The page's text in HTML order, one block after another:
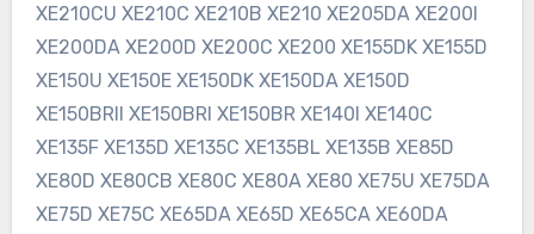
XE210CU XE210C XE210B XE210 XE205DA XE200I
XE200DA XE200D XE200C XE200 XE155DK XE155D
XE150U XE150E XE150DK XE150DA XE150D
XE150BRII XE150BRI XE150BR XE140I XE140C
XE135F XE135D XE135C XE135BL XE135B XE85D
XE80D XE80CB XE80C XE80A XE80 XE75U XE75DA
XE75D XE75C XE65DA XE65D XE65CA XE60DA